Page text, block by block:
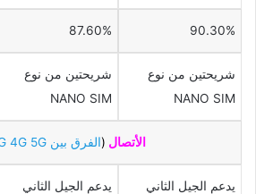
90.30%
87.60%
شريحتين من نوع
NANO SIM
شريحتين من نوع
NANO SIM
الأتصال (الفرق بين 2G 3G 4G 5G
يدعم الجيل الثاني
يدعم الجيل الثاني